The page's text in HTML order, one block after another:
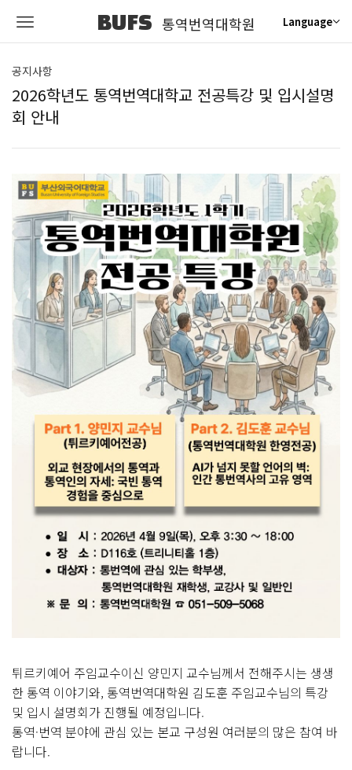
BUFS 통역번역대학원 Language
공지사항
2026학년도 통역번역대학교 전공특강 및 입시설명
회 안내
튀르키예어 주임교수이신 양민지 교수님께서 전해주시는 생생
한 통역 이야기와, 통역번역대학원 김도훈 주임교수님의 특강
및 입시 설명회가 진행될 예정입니다.
통역·번역 분야에 관심 있는 본교 구성원 여러분의 많은 참여 바
랍니다.